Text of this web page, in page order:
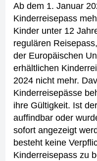
Ab dem 1. Januar
Kinderreisepass
Kinder unter 12
regulären
der Europäischen
erhältlichen
2024 nicht mehr.
Kinderreisepässe
ihre Gültigkeit. Ist
auffindbar oder
sofort angezeigt
besteht keine
Kinderreisepass zu